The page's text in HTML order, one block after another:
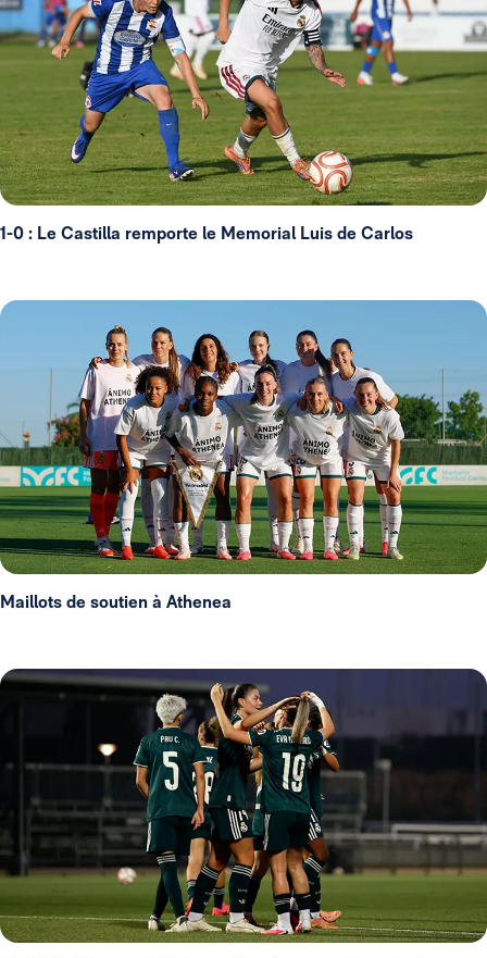
1-0 : Le Castilla remporte le Memorial Luis de Carlos
Maillots de soutien à Athenea